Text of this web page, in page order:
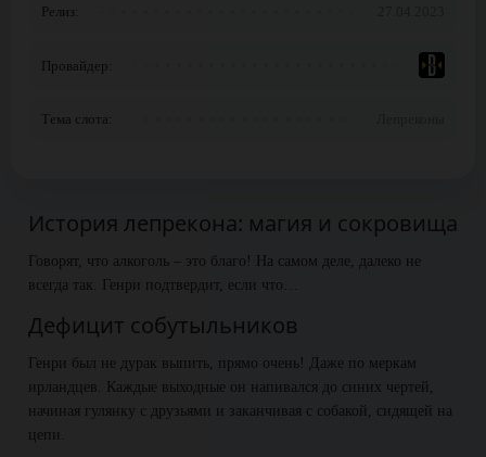
Релиз:
Провайдер:
Тема слота:
История лепрекона: магия и сокровища
Говорят, что алкоголь – это благо! На самом деле, далеко не
всегда так. Генри подтвердит, если что…
Дефицит собутыльников
Генри был не дурак выпить, прямо очень! Даже по меркам
ирландцев. Каждые выходные он напивался до синих чертей,
начиная гулянку с друзьями и заканчивая с собакой, сидящей на
цепи.